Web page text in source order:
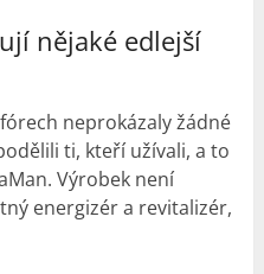
nějaké edlejší
neprokázaly žádné
ti, kteří užívali, a to
Výrobek není
energizér a revitalizér,